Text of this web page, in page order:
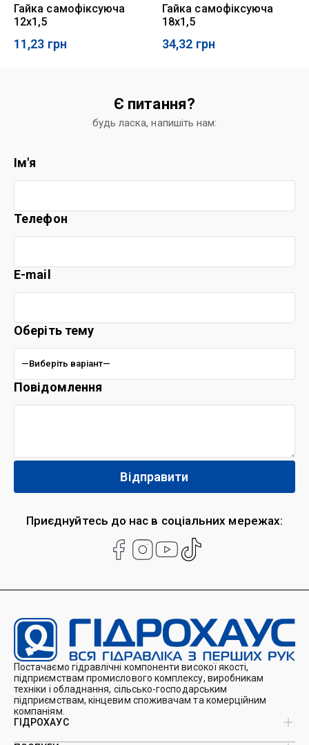
Гайка самофіксуюча
12х1,5
11,23 грн
Гайка самофіксуюча
18х1,5
34,32 грн
Є питання?
будь ласка, напишіть нам:
Приєднуйтесь до нас в соціальних мережах:
Ім'я
Телефон
E-mail
Оберіть тему
Повідомлення
Постачаємо гідравлічні компоненти високої якості,
підприємствам промислового комплексу, виробникам
техніки і обладнання, сільсько-господарським
підприємствам, кінцевим споживачам та комерційним
компаніям.
ГІДРОХАУС